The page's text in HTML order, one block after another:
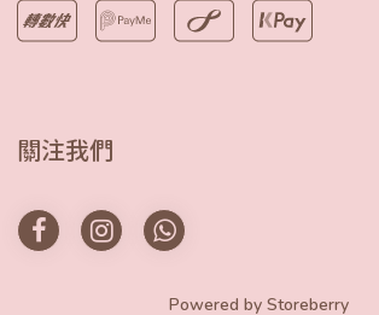
關注我們
Powered by Storeberry